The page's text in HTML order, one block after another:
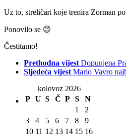
Uz to, streličari koje trenira Zorman
Ponovilo se 😊
Čestitamo!
Prethodna vijest Dopunjena
Sljedeća vijest Mario Vavro
kolovoz 2026
P U S Č P S
N
1
2
3
4 5 6 7 8
9
10 11 12 13 14 15 16